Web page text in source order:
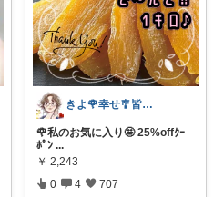
きよ🌹幸せ🎐皆様のお心遣いに感謝💖
🌹私のお気に入り🤩 25%offｸｰ
ﾎﾟﾝ ...
￥ 2,243
0 4 707